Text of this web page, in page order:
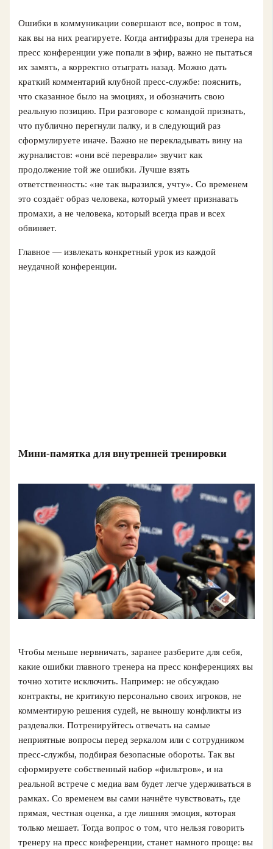
Ошибки в коммуникации совершают все, вопрос в том,
как вы на них реагируете. Когда антифразы для тренера на
пресс конференции уже попали в эфир, важно не пытаться
их замять, а корректно отыграть назад. Можно дать
краткий комментарий клубной пресс-службе: пояснить,
что сказанное было на эмоциях, и обозначить свою
реальную позицию. При разговоре с командой признать,
что публично перегнули палку, и в следующий раз
сформулируете иначе. Важно не перекладывать вину на
журналистов: «они всё переврали» звучит как
продолжение той же ошибки. Лучше взять
ответственность: «не так выразился, учту». Со временем
это создаёт образ человека, который умеет признавать
промахи, а не человека, который всегда прав и всех
обвиняет.
Главное — извлекать конкретный урок из каждой
неудачной конференции.
Мини-памятка для внутренней тренировки
Чтобы меньше нервничать, заранее разберите для себя,
какие ошибки главного тренера на пресс конференциях вы
точно хотите исключить. Например: не обсуждаю
контракты, не критикую персонально своих игроков, не
комментирую решения судей, не выношу конфликты из
раздевалки. Потренируйтесь отвечать на самые
неприятные вопросы перед зеркалом или с сотрудником
пресс-службы, подбирая безопасные обороты. Так вы
сформируете собственный набор «фильтров», и на
реальной встрече с медиа вам будет легче удерживаться в
рамках. Со временем вы сами начнёте чувствовать, где
прямая, честная оценка, а где лишняя эмоция, которая
только мешает. Тогда вопрос о том, что нельзя говорить
тренеру на пресс конференции, станет намного проще: вы